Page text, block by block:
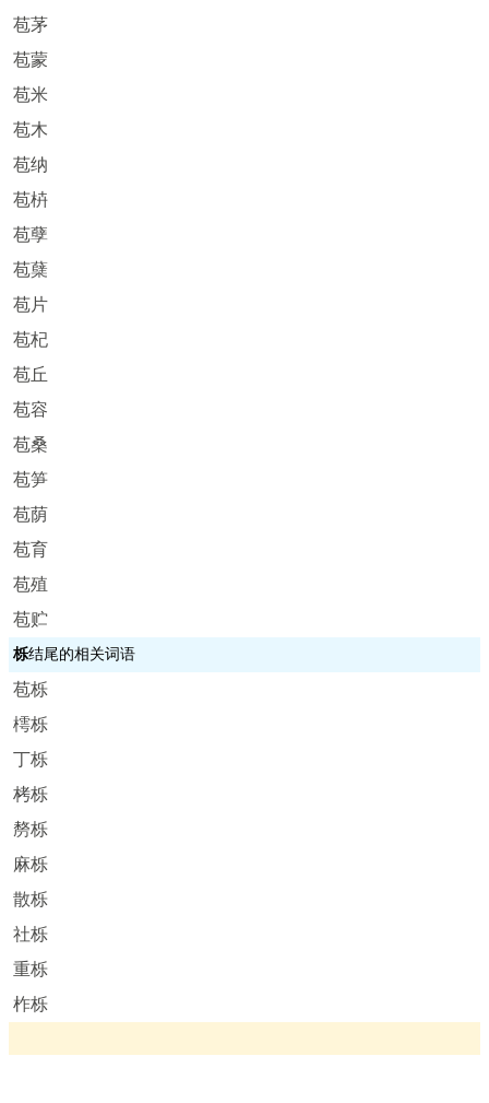
苞茅
苞蒙
苞米
苞木
苞纳
苞枿
苞孽
苞蘖
苞片
苞杞
苞丘
苞容
苞桑
苞笋
苞荫
苞育
苞殖
苞贮
栎结尾的相关词语
苞栎
樗栎
丁栎
栲栎
剺栎
麻栎
散栎
社栎
重栎
柞栎